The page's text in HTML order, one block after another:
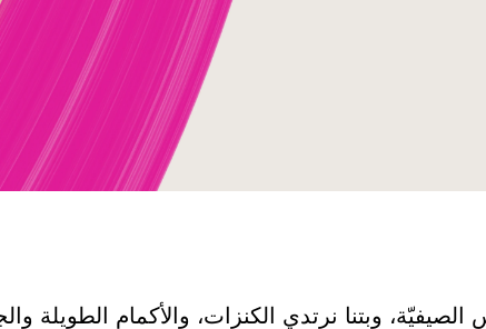
وبتنا نرتدي الكنزات، والأكمام الطويلة